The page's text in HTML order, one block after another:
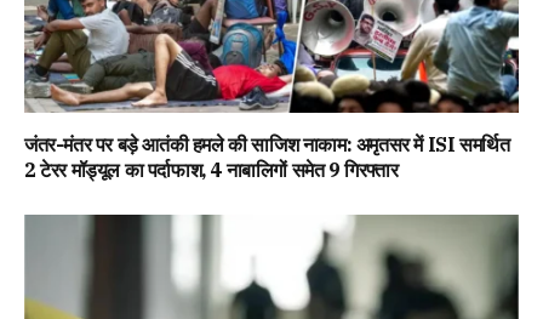
जंतर-मंतर पर बड़े आतंकी हमले की साजिश नाकाम: अमृतसर में ISI समर्थित
2 टेरर मॉड्यूल का पर्दाफाश, 4 नाबालिगों समेत 9 गिरफ्तार